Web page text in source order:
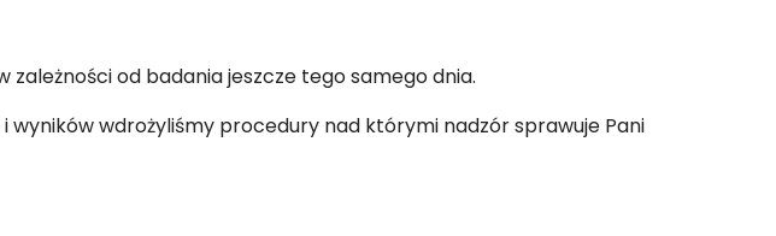
od badania jeszcze tego samego dnia.
wdrożyliśmy procedury nad którymi nadzór sprawuje Pani